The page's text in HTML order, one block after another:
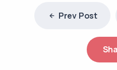
Prev Post